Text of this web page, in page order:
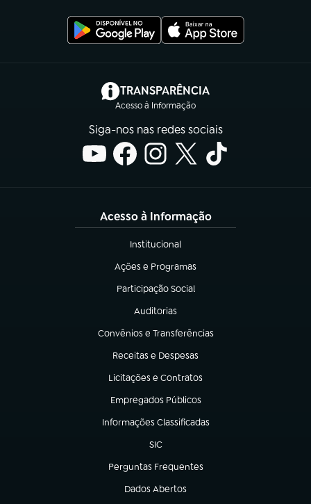
TRANSPARÊNCIA
Acesso à Informação
(abre em nova aba)
Siga-nos nas redes sociais
Acesso à Informação
Institucional
(abre em nova aba)
Ações e Programas
(abre em nova aba)
Participação Social
(abre em nova aba)
Auditorias
(abre em nova aba)
Convênios e Transferências
(abre em nova aba)
Receitas e Despesas
(abre em nova aba)
Licitações e Contratos
(abre em nova aba)
Empregados Públicos
(abre em nova aba)
Informações Classificadas
(abre em nova aba)
SIC
(abre em nova aba)
Perguntas Frequentes
(abre em nova aba)
Dados Abertos
(abre em nova aba)